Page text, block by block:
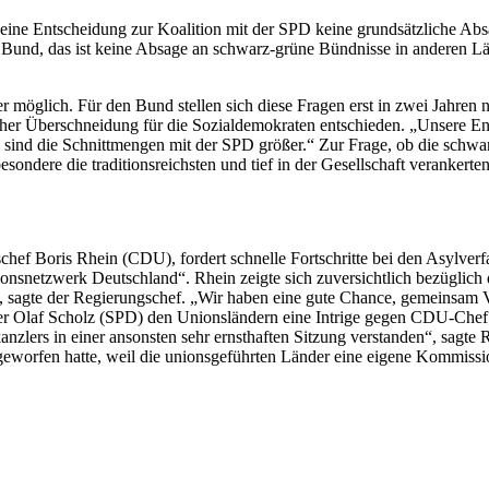
Entscheidung zur Koalition mit der SPD keine grundsätzliche
das ist keine Absage an schwarz-grüne Bündnisse in anderen
Für den Bund stellen sich diese Fragen erst in zwei
Überschneidung für die Sozialdemokraten entschieden. „Unsere
die Schnittmengen mit der SPD größer.“ Zur Frage, ob die
die traditionsreichsten und tief in der Gesellschaft
Boris Rhein (CDU), fordert schnelle Fortschritte bei den
Deutschland“. Rhein zeigte sich zuversichtlich
der Regierungschef. „Wir haben eine gute Chance,
Scholz (SPD) den Unionsländern eine Intrige gegen CDU-
in einer ansonsten sehr ernsthaften Sitzung verstanden“,
hatte, weil die unionsgeführten Länder eine eigene